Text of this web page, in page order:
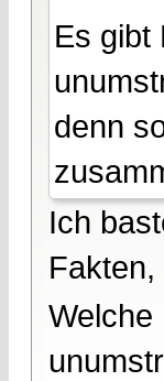
Es gibt
denn
Ich
Welche